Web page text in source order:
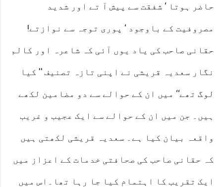
حاضر ہوتا ‘ شفقت سے پیش آ تے اور شدید
مصروفیت کے باوجود ‘ پوری توجہ سے نوازتے!
حقانی صاحب کی یاد یوں آئی کہ شاعرہ اور کالم
نگار سعدیہ قریشی نے اپنی تازہ تصنیف '' کیا
لوگ تھے‘‘ میں ان کے حوالے سے دو مضامین لکھے
ہیں۔ جن میں ان کے حوالے سے ایک عجیب و غریب
واقعہ بیان کیا ہے۔ سعدیہ قریشی لکھتی ہیں
کہ حقانی صاحب کی صحافتی خدمات کے اعزاز میں
ایک تقریب کا اہتمام کیا جا رہا تھا۔اس میں